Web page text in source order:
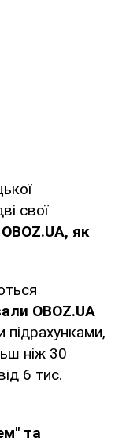
свої
як
OBOZ.UA
ніж 30
6 тис.
та